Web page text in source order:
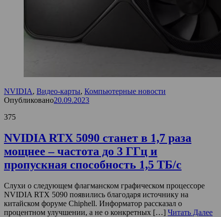
NVIDIA, Видео-карты, Компьютерные новости
Опубликовано20.09.2023
375
NVIDIA RTX 5090 станет в 1,7 раза
мощнее – частота до 3 ГГц и
пропускная способность 1,5 ТБ/с
Слухи о следующем флагманском графическом процессоре
NVIDIA RTX 5090 появились благодаря источнику на
китайском форуме Chiphell. Информатор рассказал о
процентном улучшении, а не о конкретных […] Читать Далее